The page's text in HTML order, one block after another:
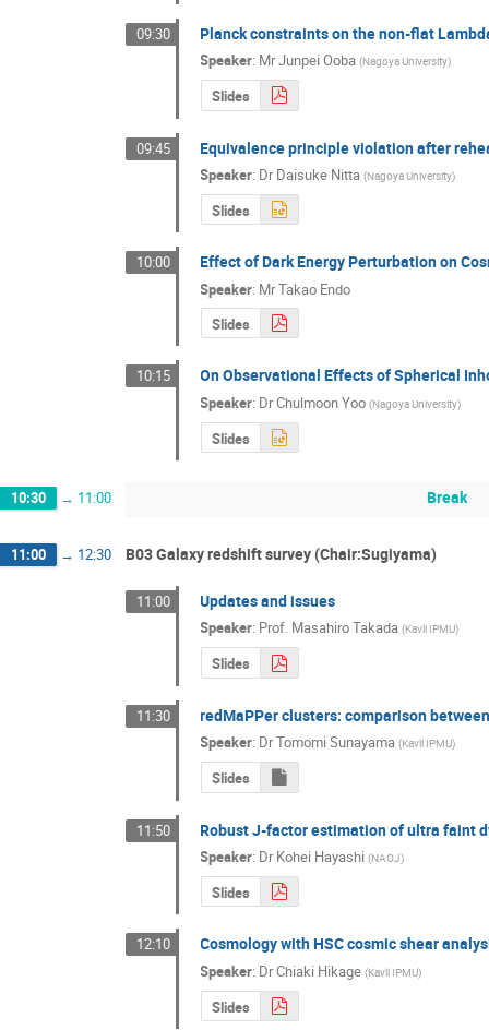
09:30 Planck constraints on the non-flat
Speaker: MrJunpei Ooba (Nagoya University)
Slides
09:45 Equivalence principle violation after
Speaker: DrDaisuke Nitta (Nagoya University)
Slides
10:00 Effect of Dark Energy Perturbation on
Speaker: MrTakao Endo
Slides
10:15 On Observational Effects of Spherical
Speaker: DrChulmoon Yoo (Nagoya University)
Slides
10:30 → 11:00 Break
11:00 → 12:30 B03 Galaxy redshift survey (Chair:Sugiyama)
11:00 Updates and issues
Speaker: Prof. Masahiro Takada (Kavli IPMU)
Slides
11:30 redMaPPer clusters: comparison
Speaker: DrTomomi Sunayama (Kavli IPMU)
Slides
11:50 Robust J-factor estimation of ultra faint
Speaker: DrKohei Hayashi (NAOJ)
Slides
12:10 Cosmology with HSC cosmic shear
Speaker: DrChiaki Hikage (Kavli IPMU)
Slides